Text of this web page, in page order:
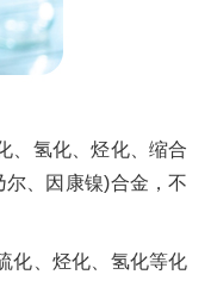
、氢化、烃化、缩合
、因康镍)合金，不
化、烃化、氢化等化